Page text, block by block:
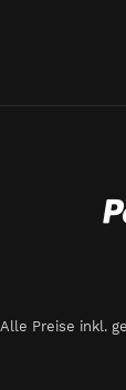
Alle Preise inkl.